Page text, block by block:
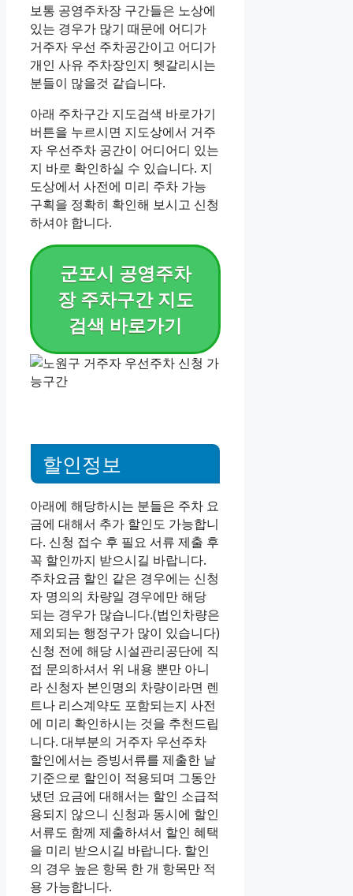
보통 공영주차장 구간들은 노상에
있는 경우가 많기 때문에 어디가
거주자 우선 주차공간이고 어디가
개인 사유 주차장인지 헷갈리시는
분들이 많을것 같습니다.
아래 주차구간 지도검색 바로가기
버튼을 누르시면 지도상에서 거주
자 우선주차 공간이 어디어디 있는
지 바로 확인하실 수 있습니다. 지
도상에서 사전에 미리 주차 가능
구획을 정확히 확인해 보시고 신청
하셔야 합니다.
군포시 공영주차
장 주차구간 지도
검색 바로가기
할인정보
아래에 해당하시는 분들은 주차 요
금에 대해서 추가 할인도 가능합니
다. 신청 접수 후 필요 서류 제출 후
꼭 할인까지 받으시길 바랍니다.
주차요금 할인 같은 경우에는 신청
자 명의의 차량일 경우에만 해당
되는 경우가 많습니다.(법인차량은
제외되는 행정구가 많이 있습니다)
신청 전에 해당 시설관리공단에 직
접 문의하셔서 위 내용 뿐만 아니
라 신청자 본인명의 차량이라면 렌
트나 리스계약도 포함되는지 사전
에 미리 확인하시는 것을 추천드립
니다. 대부분의 거주자 우선주차
할인에서는 증빙서류를 제출한 날
기준으로 할인이 적용되며 그동안
냈던 요금에 대해서는 할인 소급적
용되지 않으니 신청과 동시에 할인
서류도 함께 제출하셔서 할인 혜택
을 미리 받으시길 바랍니다. 할인
의 경우 높은 항목 한 개 항목만 적
용 가능합니다.